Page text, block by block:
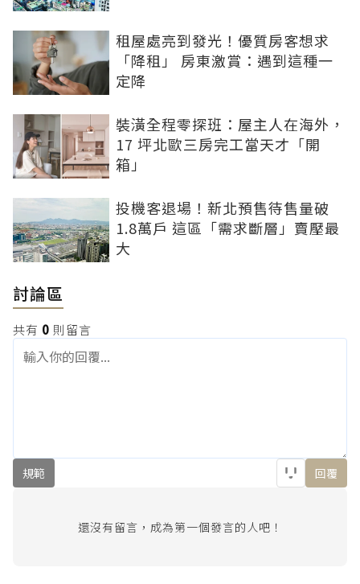
租屋處亮到發光！優質房客想求
「降租」 房東激賞：遇到這種一
定降
裝潢全程零探班：屋主人在海外，
17 坪北歐三房完工當天才「開
箱」
投機客退場！新北預售待售量破
1.8萬戶 這區「需求斷層」賣壓最
大
討論區
共有 0 則留言
規範 回覆
還沒有留言，成為第一個發言的人吧！